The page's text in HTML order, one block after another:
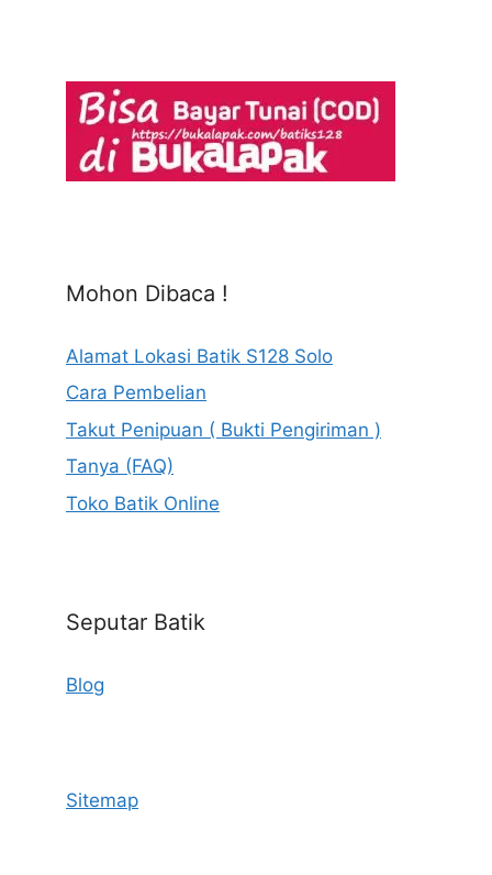
Mohon Dibaca !
Alamat Lokasi Batik S128 Solo
Cara Pembelian
Takut Penipuan ( Bukti Pengiriman )
Tanya (FAQ)
Toko Batik Online
Seputar Batik
Blog
Sitemap